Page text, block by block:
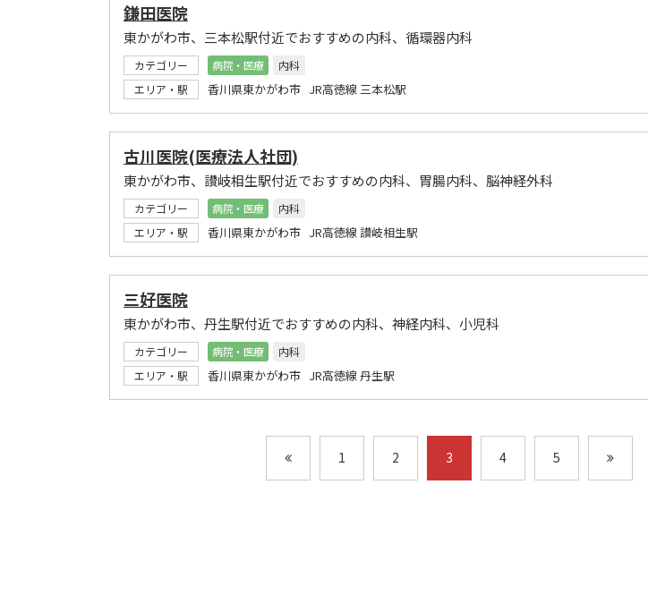
鎌田医院
東かがわ市、三本松駅付近でおすすめの内科、循環器内科
カテゴリー 病院・医療
内科
エリア・駅
香川県東かがわ市 JR高徳線 三本松駅
古川医院(医療法人社団)
東かがわ市、讃岐相生駅付近でおすすめの内科、胃腸内科、脳神経外科
カテゴリー 病院・医療
内科
エリア・駅
香川県東かがわ市 JR高徳線 讃岐相生駅
三好医院
東かがわ市、丹生駅付近でおすすめの内科、神経内科、小児科
カテゴリー 病院・医療
内科
エリア・駅
香川県東かがわ市 JR高徳線 丹生駅
1 2 3 4 5